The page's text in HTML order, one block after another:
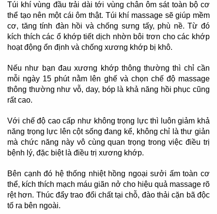
Túi khí vùng đầu trải dài tới vùng chân ôm sát toàn bộ cơ
thể tạo nên một cái ôm thật. Túi khí massage sẽ giúp mềm
cơ, tăng tính đàn hồi và chống sưng tấy, phù nề. Từ đó
kích thích các ổ khớp tiết dịch nhờn bôi trơn cho các khớp
hoạt động ổn định và chống xương khớp bị khô.
Nếu như bạn đau xương khớp thông thường thì chỉ cần
mỗi ngày 15 phút nằm lên ghế và chọn chế độ massage
thông thường như vỗ, day, bóp là khả năng hồi phục cũng
rất cao.
Với chế độ cao cấp như không trọng lực thì luôn giảm khả
năng trọng lực lên cột sống đang kể, không chỉ là thư giản
mà chức năng này vô cùng quan trọng trong việc điều trị
bệnh lý, đặc biệt là điều trị xương khớp.
Bên cạnh đó hệ thống nhiệt hồng ngoại sưởi ấm toàn cơ
thể, kích thích mạch máu giãn nở cho hiệu quả massage rõ
rệt hơn. Thúc đẩy trao đổi chất tại chỗ, đào thải cặn bã độc
tố ra bên ngoài.